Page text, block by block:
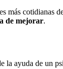
más cotidianas
de mejorar.
la ayuda de un